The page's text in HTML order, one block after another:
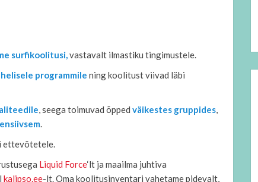
surfikoolitusi,vastavalt ilmastiku tingimustele.
programmile ning koolitust viivad läbi
, seega toimuvad õpped väikestes gruppides,
.
ettevõtetele.
Liquid Force‘lt ja maailma juhtiva
kalipso.ee-lt. Oma koolitusinventari vahetame pidevalt,